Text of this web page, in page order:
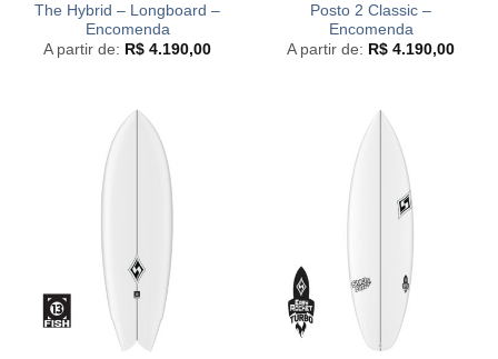
The Hybrid – Longboard –
Encomenda
A partir de: R$ 4.190,00
Posto 2 Classic –
Encomenda
A partir de: R$ 4.190,00